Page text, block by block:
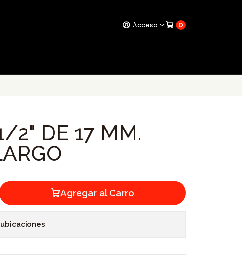
Acceso 0
2" DE 17 MM.
Agregar al Carro